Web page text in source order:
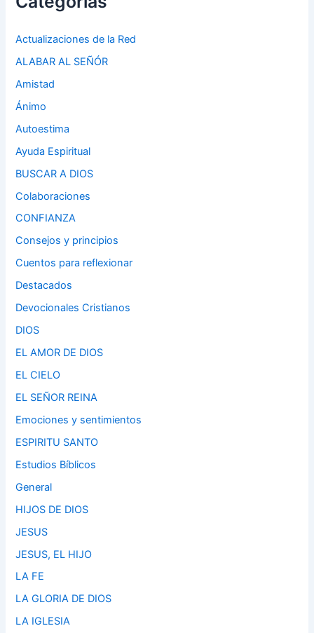
Actualizaciones de la Red
ALABAR AL SEÑÓR
Amistad
Ánimo
Autoestima
Ayuda Espiritual
BUSCAR A DIOS
Colaboraciones
CONFIANZA
Consejos y principios
Cuentos para reflexionar
Destacados
Devocionales Cristianos
DIOS
EL AMOR DE DIOS
EL CIELO
EL SEÑOR REINA
Emociones y sentimientos
ESPIRITU SANTO
Estudios Bíblicos
General
HIJOS DE DIOS
JESUS
JESUS, EL HIJO
LA FE
LA GLORIA DE DIOS
LA IGLESIA